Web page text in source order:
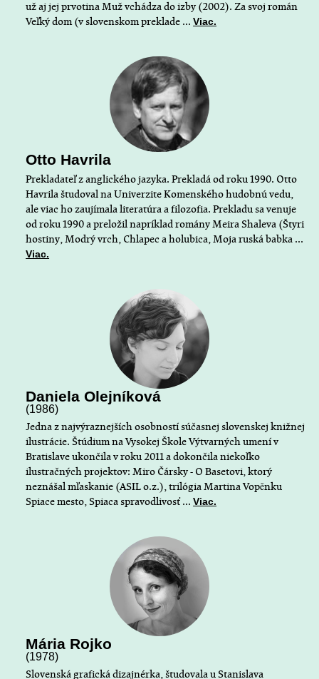
už aj jej prvotina Muž vchádza do izby (2002). Za svoj román
Veľký dom (v slovenskom preklade ...Viac.
Otto Havrila
Prekladateľ z anglického jazyka. Prekladá od roku 1990. Otto
Havrila študoval na Univerzite Komenského hudobnú vedu,
ale viac ho zaujímala literatúra a filozofia. Prekladu sa venuje
od roku 1990 a preložil napríklad romány Meira Shaleva (Štyri
hostiny, Modrý vrch, Chlapec a holubica, Moja ruská babka ...
Viac.
Daniela Olejníková
(1986)
Jedna z najvýraznejších osobností súčasnej slovenskej knižnej
ilustrácie. Štúdium na Vysokej Škole Výtvarných umení v
Bratislave ukončila v roku 2011 a dokončila niekoľko
ilustračných projektov: Miro Čársky - O Basetovi, ktorý
neznášal mľaskanie (ASIL o.z.), trilógia Martina Vopěnku
Spiace mesto, Spiaca spravodlivosť ...Viac.
Mária Rojko
(1978)
Slovenská grafická dizajnérka, študovala u Stanislava